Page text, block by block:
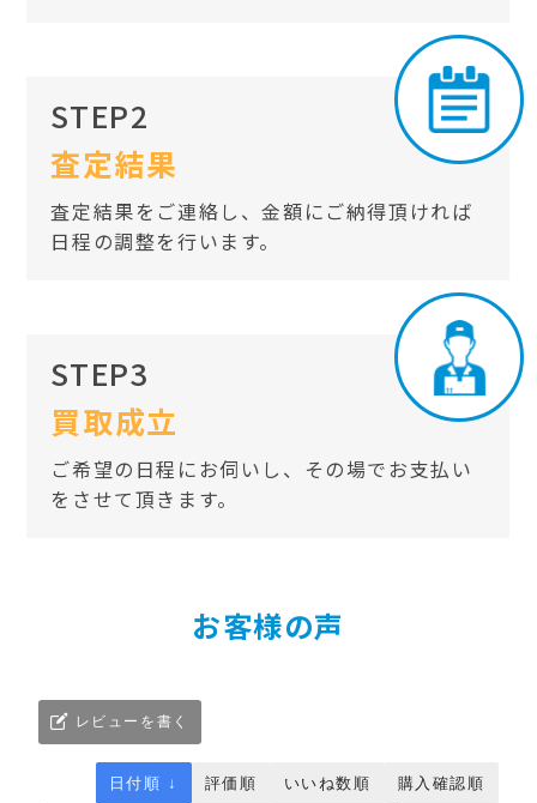
STEP2
査定結果
査定結果をご連絡し、金額にご納得頂ければ
日程の調整を行います。
STEP3
買取成立
ご希望の日程にお伺いし、その場でお支払い
をさせて頂きます。
お客様の声
レビューを書く
日付順 ↓ 評価順 いいね数順 購入確認順